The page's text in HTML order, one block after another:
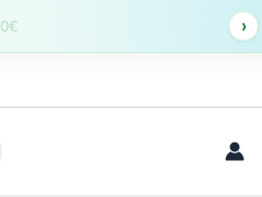
›